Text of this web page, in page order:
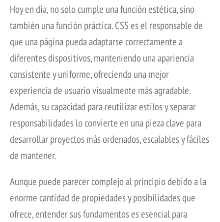
Hoy en día, no solo cumple una función estética, sino
también una función práctica. CSS es el responsable de
que una página pueda adaptarse correctamente a
diferentes dispositivos, manteniendo una apariencia
consistente y uniforme, ofreciendo una mejor
experiencia de usuario visualmente más agradable.
Además, su capacidad para reutilizar estilos y separar
responsabilidades lo convierte en una pieza clave para
desarrollar proyectos más ordenados, escalables y fáciles
de mantener.
Aunque puede parecer complejo al principio debido a la
enorme cantidad de propiedades y posibilidades que
ofrece, entender sus fundamentos es esencial para